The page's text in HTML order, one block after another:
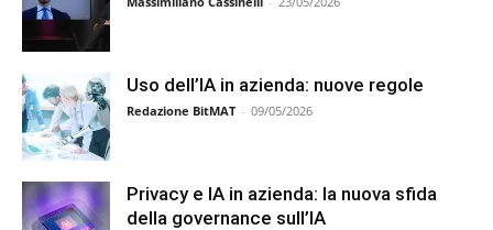
Uso dell’IA in azienda: nuove regole
Redazione BitMAT - 09/05/2026
Privacy e IA in azienda: la nuova sfida
della governance sull’IA